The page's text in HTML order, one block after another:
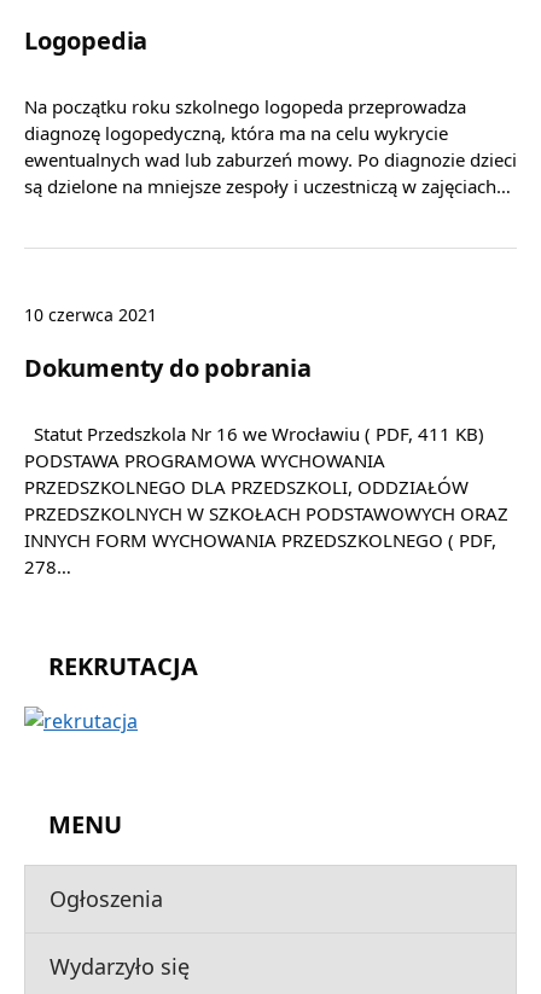
REKRUTACJA
MENU
Ogłoszenia
Wydarzyło się
Logopedia
Na początku roku szkolnego logopeda przeprowadza
diagnozę logopedyczną, która ma na celu wykrycie
ewentualnych wad lub zaburzeń mowy. Po diagnozie dzieci
są dzielone na mniejsze zespoły i uczestniczą w zajęciach…
10 czerwca 2021
Dokumenty do pobrania
Statut Przedszkola Nr 16 we Wrocławiu ( PDF, 411 KB)
PODSTAWA PROGRAMOWA WYCHOWANIA
PRZEDSZKOLNEGO DLA PRZEDSZKOLI, ODDZIAŁÓW
PRZEDSZKOLNYCH W SZKOŁACH PODSTAWOWYCH ORAZ
INNYCH FORM WYCHOWANIA PRZEDSZKOLNEGO ( PDF,
278…